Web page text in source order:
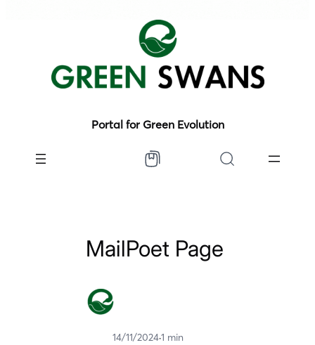
Portal for Green Evolution
MailPoet Page
14/11/2024·1 min